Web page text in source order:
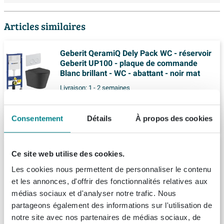
Consentement Détails À propos des cookies
Ce site web utilise des cookies.
Les cookies nous permettent de personnaliser le contenu
et les annonces, d'offrir des fonctionnalités relatives aux
médias sociaux et d'analyser notre trafic. Nous
partageons également des informations sur l'utilisation de
notre site avec nos partenaires de médias sociaux, de
Articles similaires
Geberit QeramiQ Dely Pack WC - réservoir
Geberit UP100 - plaque de commande
Blanc brillant - WC - abattant - noir mat
Livraison: 1 - 2 semaines
467,
encastré Wisa - plaque de commande
noire - WC - abattant - noir mat
Livraison:1 - 2 semaines
454,99